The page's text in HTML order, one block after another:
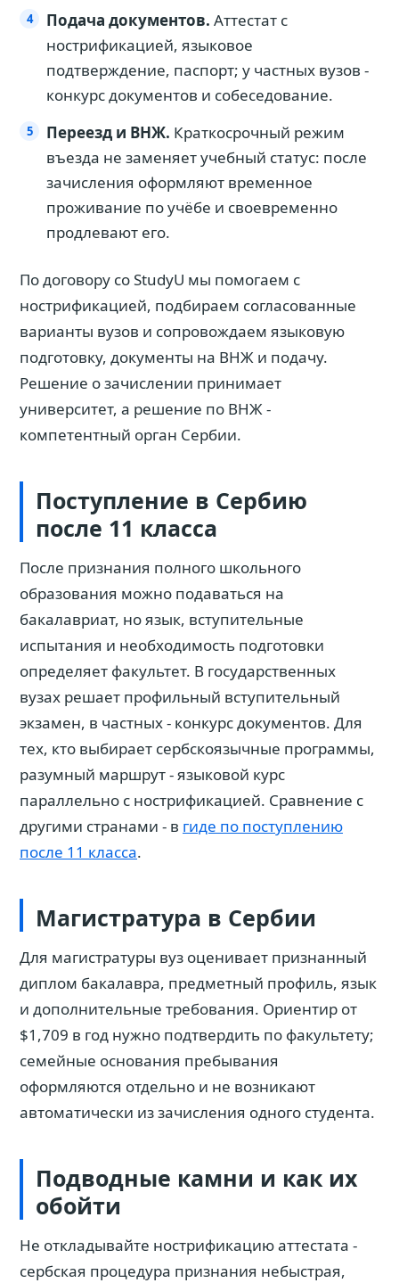
Подача документов. Аттестат с
нострификацией, языковое
подтверждение, паспорт; у частных вузов -
конкурс документов и собеседование.
Переезд и ВНЖ. Краткосрочный режим
въезда не заменяет учебный статус: после
зачисления оформляют временное
проживание по учёбе и своевременно
продлевают его.
По договору со StudyU мы помогаем с
нострификацией, подбираем согласованные
варианты вузов и сопровождаем языковую
подготовку, документы на ВНЖ и подачу.
Решение о зачислении принимает
университет, а решение по ВНЖ -
компетентный орган Сербии.
Поступление в Сербию
после 11 класса
После признания полного школьного
образования можно подаваться на
бакалавриат, но язык, вступительные
испытания и необходимость подготовки
определяет факультет. В государственных
вузах решает профильный вступительный
экзамен, в частных - конкурс документов. Для
тех, кто выбирает сербскоязычные программы,
разумный маршрут - языковой курс
параллельно с нострификацией. Сравнение с
другими странами - в гиде по поступлению
после 11 класса.
Магистратура в Сербии
Для магистратуры вуз оценивает признанный
диплом бакалавра, предметный профиль, язык
и дополнительные требования. Ориентир от
$1,709 в год нужно подтвердить по факультету;
семейные основания пребывания
оформляются отдельно и не возникают
автоматически из зачисления одного студента.
Подводные камни и как их
обойти
Не откладывайте нострификацию аттестата -
сербская процедура признания небыстрая,